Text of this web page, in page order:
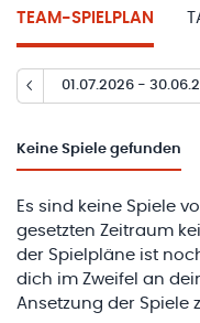
TEAM-SPIELPLAN
01.07.2026 -
Keine Spiele gefunden
Es sind keine Spiele
gesetzten Zeitraum
der Spielpläne ist
dich im Zweifel an
Ansetzung der Spiele